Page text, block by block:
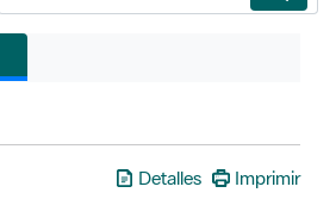
Detalles Imprimir